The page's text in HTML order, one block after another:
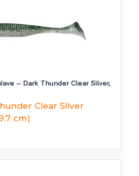
– Dark Thunder Clear Silver,
Clear Silver
cm)